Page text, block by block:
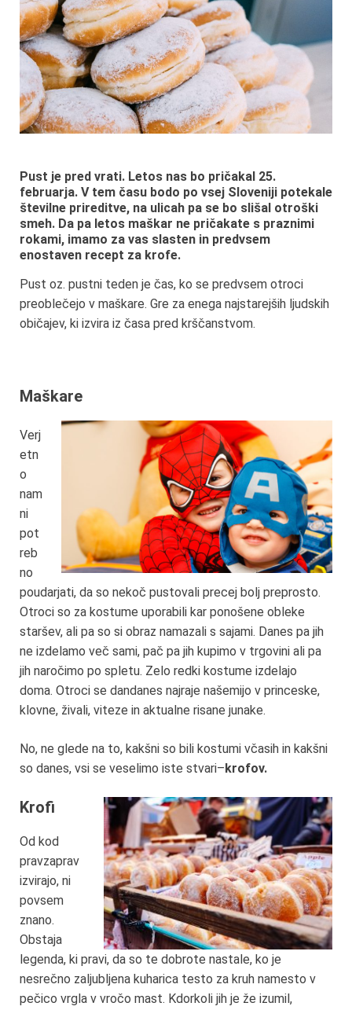
Pust je pred vrati. Letos nas bo pričakal 25.
februarja. V tem času bodo po vsej Sloveniji potekale
številne prireditve, na ulicah pa se bo slišal otroški
smeh. Da pa letos maškar ne pričakate s praznimi
rokami, imamo za vas slasten in predvsem
enostaven recept za krofe.
Pust oz. pustni teden je čas, ko se predvsem otroci
preoblečejo v maškare. Gre za enega najstarejših ljudskih
običajev, ki izvira iz časa pred krščanstvom.
Maškare
Verj
etn
o
nam
ni
pot
reb
no
poudarjati, da so nekoč pustovali precej bolj preprosto.
Otroci so za kostume uporabili kar ponošene obleke
staršev, ali pa so si obraz namazali s sajami. Danes pa jih
ne izdelamo več sami, pač pa jih kupimo v trgovini ali pa
jih naročimo po spletu. Zelo redki kostume izdelajo
doma. Otroci se dandanes najraje našemijo v princeske,
klovne, živali, viteze in aktualne risane junake.
No, ne glede na to, kakšni so bili kostumi včasih in kakšni
so danes, vsi se veselimo iste stvari– krofov.
Krofi
Od kod
pravzaprav
izvirajo, ni
povsem
znano.
Obstaja
legenda, ki pravi, da so te dobrote nastale, ko je
nesrečno zaljubljena kuharica testo za kruh namesto v
pečico vrgla v vročo mast. Kdorkoli jih je že izumil,